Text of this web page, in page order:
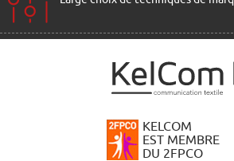
KELCOM
EST MEMBRE
DU 2FPCO